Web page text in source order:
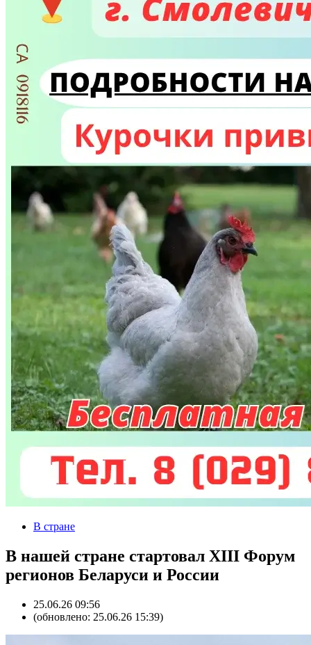
В стране
В нашей стране стартовал XIII Форум
регионов Беларуси и России
25.06.26 09:56
(обновлено: 25.06.26 15:39)